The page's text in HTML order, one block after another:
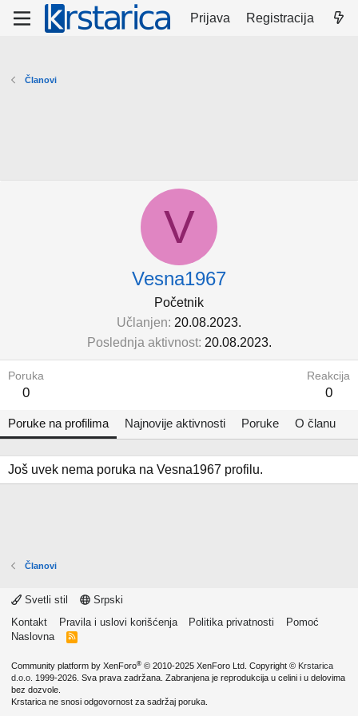
Prijava Registracija
Članovi
V
Vesna1967
Početnik
Učlanjen 20.08.2023.
Poslednja aktivnost 20.08.2023.
Poruka
0
Reakcija
0
Poruke na profilima Najnovije aktivnosti Poruke O članu
Još uvek nema poruka na Vesna1967 profilu.
Članovi
Svetli stil
Srpski
Kontakt
Pravila i uslovi korišćenja Politika privatnosti
Pomoć
Naslovna
R
Community platform by XenForo® © 2010-2025 XenForo Ltd. Copyright © Krstarica
d.o.o. 1999-2026. Sva prava zadržana. Zabranjena je reprodukcija u celini i u delovima
bez dozvole.
Krstarica ne snosi odgovornost za sadržaj poruka.